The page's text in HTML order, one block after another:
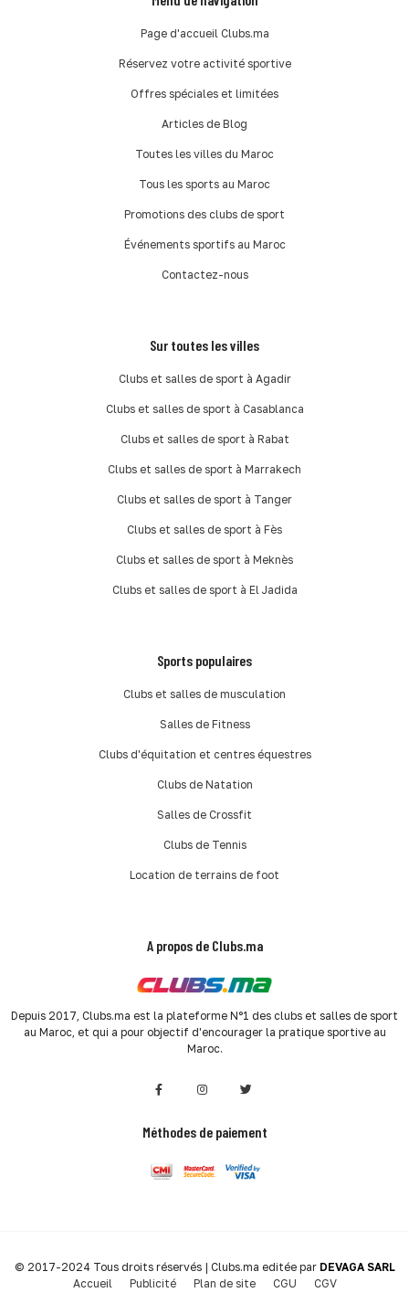
Page d'accueil Clubs.ma
Réservez votre activité sportive
Offres spéciales et limitées
Articles de Blog
Toutes les villes du Maroc
Tous les sports au Maroc
Promotions des clubs de sport
Événements sportifs au Maroc
Contactez-nous
Sur toutes les villes
Clubs et salles de sport à Agadir
Clubs et salles de sport à Casablanca
Clubs et salles de sport à Rabat
Clubs et salles de sport à Marrakech
Clubs et salles de sport à Tanger
Clubs et salles de sport à Fès
Clubs et salles de sport à Meknès
Clubs et salles de sport à El Jadida
Sports populaires
Clubs et salles de musculation
Salles de Fitness
Clubs d'équitation et centres équestres
Clubs de Natation
Salles de Crossfit
Clubs de Tennis
Location de terrains de foot
A propos de Clubs.ma
Depuis 2017, Clubs.ma est la plateforme N°1 des clubs et salles de sport
au Maroc, et qui a pour objectif d'encourager la pratique sportive au
Maroc.
Méthodes de paiement
© 2017-2024 Tous droits réservés | Clubs.ma editée par DEVAGA SARL
Accueil
Publicité Plan de site CGU CGV